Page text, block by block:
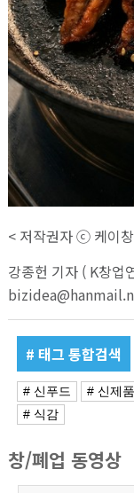
< 저작권자 ⓒ 케이
강종헌 기자 ( K창업
# 태그 통합검색
# 신푸드 # 신제품
# 식감
창/폐업 동영상